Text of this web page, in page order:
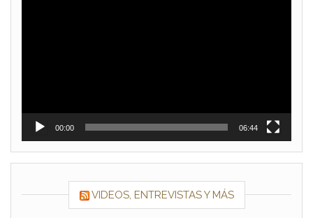
00:00 06:44
VIDEOS, ENTREVISTAS Y MÁS